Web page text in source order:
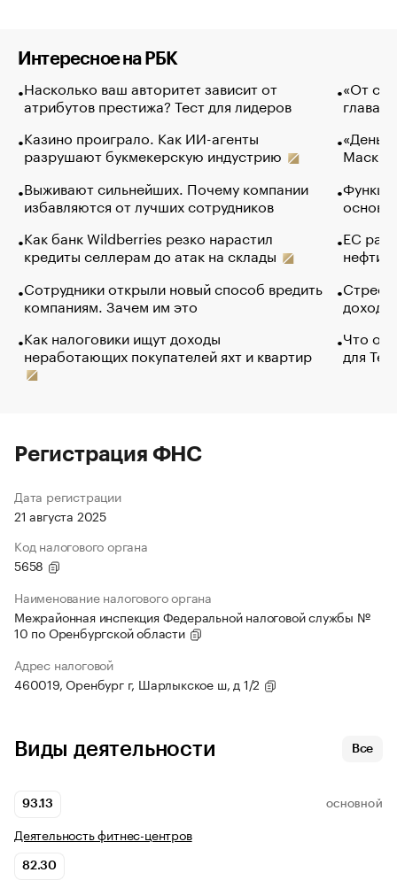
Интересное на РБК
Насколько ваш авторитет зависит от
атрибутов престижа? Тест для лидеров
Казино проиграло. Как ИИ-агенты
разрушают букмекерскую индустрию
Выживают сильнейших. Почему компании
избавляются от лучших сотрудников
Как банк Wildberries резко нарастил
кредиты селлерам до атак на склады
Сотрудники открыли новый способ вредить
компаниям. Зачем им это
Как налоговики ищут доходы
неработающих покупателей яхт и квартир
«От
глава
Маск в
основ
ЕС
нефти
Что
для
Регистрация ФНС
Дата регистрации
21 августа 2025
Код налогового органа
5658
Наименование налогового органа
Межрайонная инспекция Федеральной налоговой службы №
10 по Оренбургской области
Адрес налоговой
460019, Оренбург г, Шарлыкское ш, д 1/2
Виды деятельности Все
93.13 ОСНОВНОЙ
Деятельность фитнес-центров
82.30